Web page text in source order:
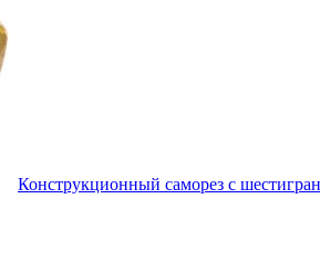
Конструкционный саморез с